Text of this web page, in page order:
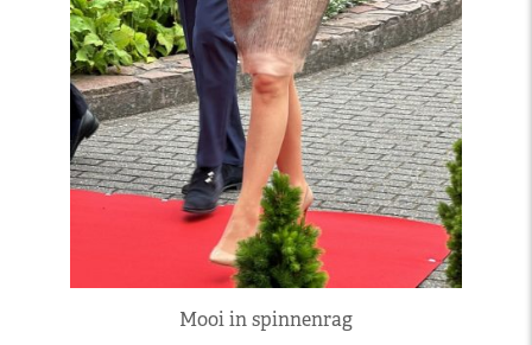
Mooi in spinnenrag